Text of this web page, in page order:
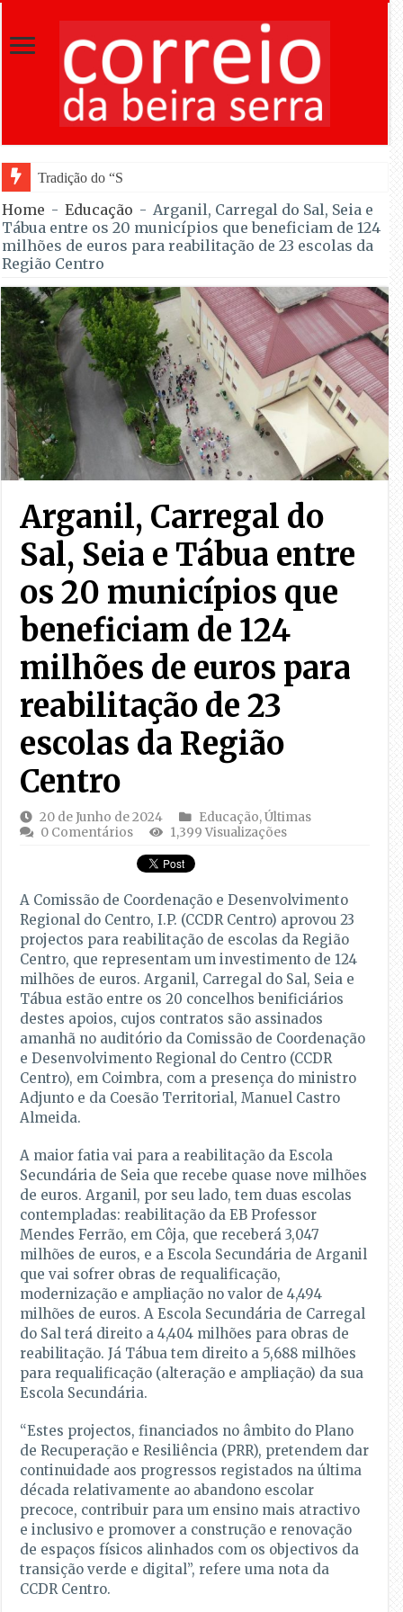
Tradição do “Solteiros vs Casados” regressa às
Home - Educação - Arganil, Carregal do Sal, Seia e
Tábua entre os 20 municípios que beneficiam de 124
milhões de euros para reabilitação de 23 escolas da
Região Centro
Arganil, Carregal do
Sal, Seia e Tábua entre
os 20 municípios que
beneficiam de 124
milhões de euros para
reabilitação de 23
escolas da Região
Centro
20 de Junho de 2024 Educação,Últimas
0 Comentários
1,399 Visualizações
A Comissão de Coordenação e Desenvolvimento
Regional do Centro, I.P. (CCDR Centro) aprovou 23
projectos para reabilitação de escolas da Região
Centro, que representam um investimento de 124
milhões de euros. Arganil, Carregal do Sal, Seia e
Tábua estão entre os 20 concelhos benificiários
destes apoios, cujos contratos são assinados
amanhã no auditório da Comissão de Coordenação
e Desenvolvimento Regional do Centro (CCDR
Centro), em Coimbra, com a presença do ministro
Adjunto e da Coesão Territorial, Manuel Castro
Almeida.
A maior fatia vai para a reabilitação da Escola
Secundária de Seia que recebe quase nove milhões
de euros. Arganil, por seu lado, tem duas escolas
contempladas: reabilitação da EB Professor
Mendes Ferrão, em Côja, que receberá 3,047
milhões de euros, e a Escola Secundária de Arganil
que vai sofrer obras de requalificação,
modernização e ampliação no valor de 4,494
milhões de euros. A Escola Secundária de Carregal
do Sal terá direito a 4,404 milhões para obras de
reabilitação. Já Tábua tem direito a 5,688 milhões
para requalificação (alteração e ampliação) da sua
Escola Secundária.
“Estes projectos, financiados no âmbito do Plano
de Recuperação e Resiliência (PRR), pretendem dar
continuidade aos progressos registados na última
década relativamente ao abandono escolar
precoce, contribuir para um ensino mais atractivo
e inclusivo e promover a construção e renovação
de espaços físicos alinhados com os objectivos da
transição verde e digital”, refere uma nota da
CCDR Centro.